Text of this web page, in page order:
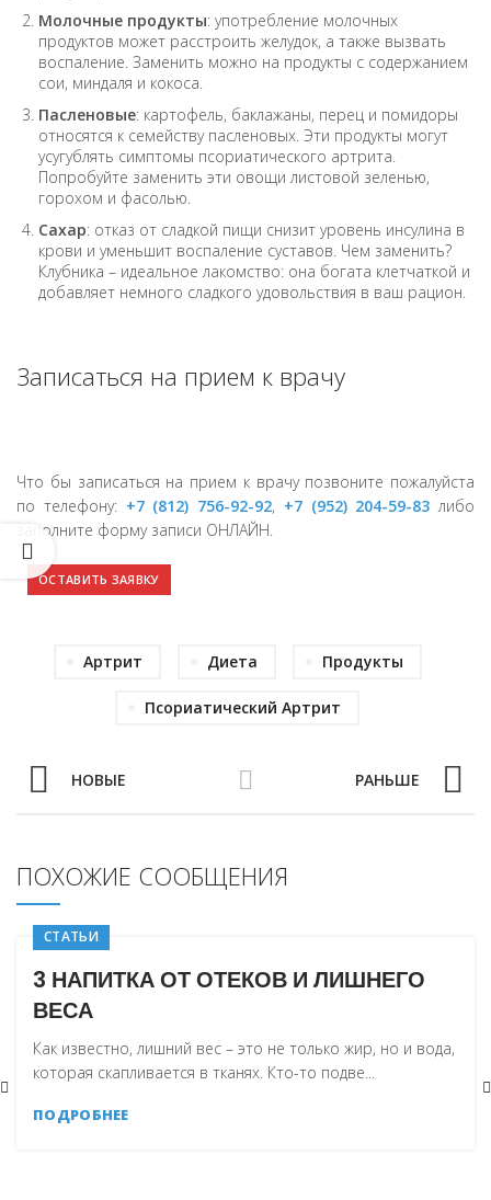
Молочные продукты: употребление молочных
продуктов может расстроить желудок, а также вызвать
воспаление. Заменить можно на продукты с содержанием
сои, миндаля и кокоса.
Пасленовые: картофель, баклажаны, перец и помидоры
относятся к семейству пасленовых. Эти продукты могут
усугублять симптомы псориатического артрита.
Попробуйте заменить эти овощи листовой зеленью,
горохом и фасолью.
Сахар: отказ от сладкой пищи снизит уровень инсулина в
крови и уменьшит воспаление суставов. Чем заменить?
Клубника – идеальное лакомство: она богата клетчаткой и
добавляет немного сладкого удовольствия в ваш рацион.
Записаться на прием к врачу
Что бы записаться на прием к врачу позвоните пожалуйста
по телефону: +7 (812) 756-92-92, +7 (952) 204-59-83 либо
заполните форму записи ОНЛАЙН.
ОСТАВИТЬ ЗАЯВКУ
Артрит Диета Продукты
Псориатический Артрит
НОВЫЕ РАНЬШЕ
ПОХОЖИЕ СООБЩЕНИЯ
СТАТЬИ
3 НАПИТКА ОТ ОТЕКОВ И ЛИШНЕГО
ВЕСА
Как известно, лишний вес – это не только жир, но и вода,
которая скапливается в тканях. Кто-то подве...
ПОДРОБНЕЕ